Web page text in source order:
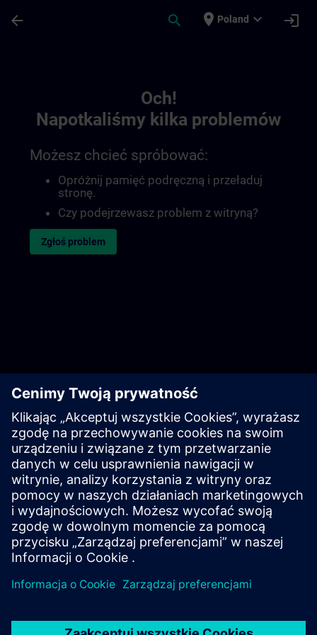
arrow_back search place Poland expand_more login
Och!
Napotkaliśmy kilka problemów
Możesz chcieć spróbować:
Opróżnij pamięć podręczną i przeładuj
stronę.
Czy podejrzewasz problem z witryną?
Zgłoś problem